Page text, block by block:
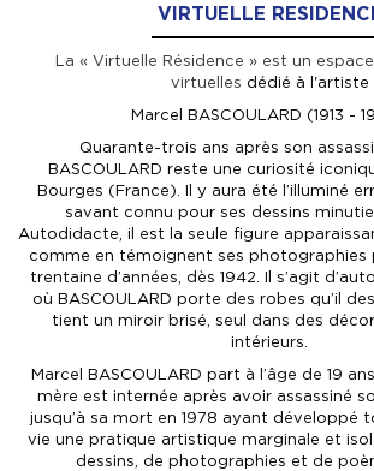
VIRTUELLE
La « Virtuelle Résidence » est un
virtuelles dédié à l'artiste
Marcel BASCOULARD (1913 -
Quarante-trois ans après son
BASCOULARD reste une curiosité
Bourges (France). Il y aura été l’illuminé
savant connu pour ses dessins
Autodidacte, il est la seule figure
comme en témoignent ses photographies
trentaine d’années, dès 1942. Il s’agit
où BASCOULARD porte des robes qu’il
tient un miroir brisé, seul dans des
intérieurs.
Marcel BASCOULARD part à l’âge de 19
mère est internée après avoir assassiné
jusqu’à sa mort en 1978 ayant développé
vie une pratique artistique marginale et
dessins, de photographies et de